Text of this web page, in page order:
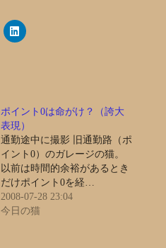
ポイント0は命がけ？（誇大
表現）
通勤途中に撮影 旧通勤路（ポ
イント0）のガレージの猫。
以前は時間的余裕があるとき
だけポイント0を経…
2008-07-28 23:04
今日の猫